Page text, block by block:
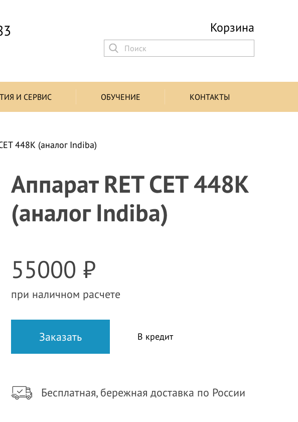
Корзина
И СЕРВИС ОБУЧЕНИЕ КОНТАКТЫ
448К (аналог Indiba)
Аппарат RET CET 448К
(аналог Indiba)
55000 ₽
при наличном расчете
В кредит
Бесплатная, бережная доставка по России